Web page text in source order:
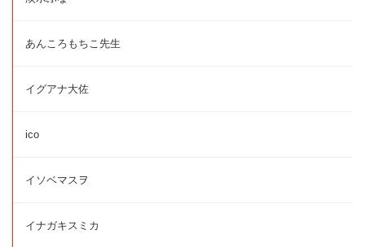
あんころもちこ先生
イグアナ大佐
ico
イソベマスヲ
イナガキスミカ